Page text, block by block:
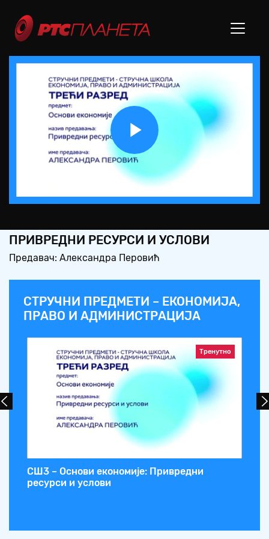
Play
Video
ПРИВРЕДНИ РЕСУРСИ И УСЛОВИ
Предавач: Александра Перовић
СТРУЧНИ ПРЕДМЕТИ – ЕКОНОМИЈА,
ПРАВО И АДМИНИСТРАЦИЈА
Тренутно
СШ3 – Основи економије: Привредни
ресурси и услови